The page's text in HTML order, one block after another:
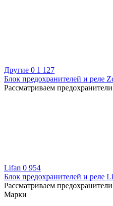
Другие 0 1 127
Блок предохранителей и реле
Рассматриваем
Lifan 0 954
Блок предохранителей и реле
Рассматриваем
Марки